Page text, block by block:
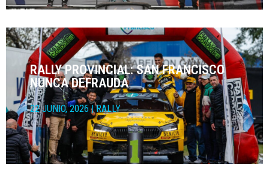
RALLY PROVINCIAL: SAN FRANCISCO
NUNCA DEFRAUDA
22 JUNIO, 2026 | RALLY